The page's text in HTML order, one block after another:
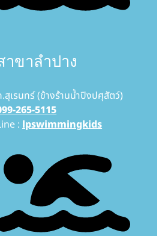
าขาลำปาง
สุเรนทร์ (ข้างร้านน้ำปิงปศุสัตว์)
265-5115
:lpswimmingkids